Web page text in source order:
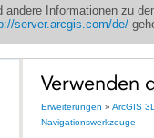
Informationen zu
server.arcgis.com/de/
Verwenden
Erweiterungen » ArcGIS
Navigationswerkzeuge